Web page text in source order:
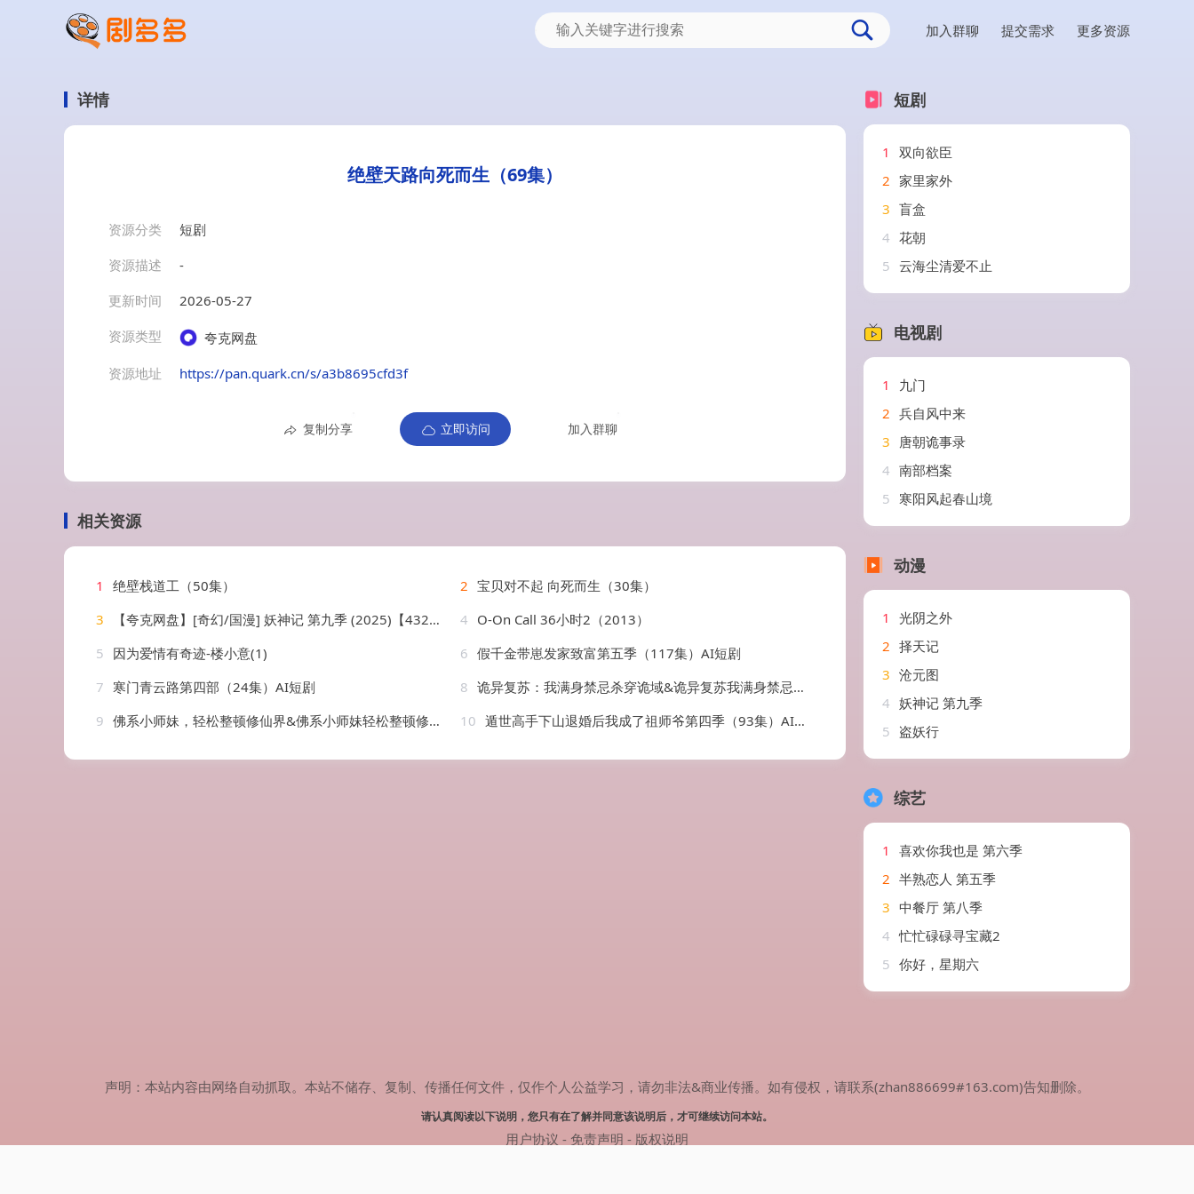
加入群聊 提交需求 更多资源
详情
绝壁天路向死而生（69集）
资源分类
短剧
资源描述
-
更新时间
2026-05-27
资源类型
夸克网盘
资源地址
https://pan.quark.cn/s/a3b8695cfd3f
复制分享 立即访问 加入群聊
相关资源
1 绝壁栈道工（50集） 2 宝贝对不起 向死而生（30集）
3
【夸克网盘】[奇幻/国漫] 妖神记 第九季 (2025)【432集全】4k/中… 4 O-On Call 36小时2（2013）
5 因为爱情有奇迹-楼小意(1) 6 假千金带崽发家致富第五季（117集）AI短剧
7 寒门青云路第四部（24集）AI短剧 8 诡异复苏：我满身禁忌杀穿诡域&诡异复苏我满身禁忌杀穿诡域（48集）AI短剧
9 佛系小师妹，轻松整顿修仙界&佛系小师妹轻松整顿修仙界（46集）AI短剧 10 遁世高手下山退婚后我成了祖师爷第四季（93集）AI短剧
短剧
1
双向欲臣
2 家里家外
3 盲盒
4 花朝
5 云海尘清爱不止
电视剧
1
九门
2 兵自风中来
3 唐朝诡事录
4 南部档案
5 寒阳风起春山境
动漫
1
光阴之外
2 择天记
3 沧元图
4 妖神记 第九季
5 盗妖行
综艺
1
喜欢你我也是 第六季
2 半熟恋人 第五季
3 中餐厅 第八季
4 忙忙碌碌寻宝藏2
5 你好，星期六
声明：本站内容由网络自动抓取。本站不储存、复制、传播任何文件，仅作个人公益学习，请勿非法&商业传播。如有侵权，请联系(zhan886699#163.com)告知删除。
请认真阅读以下说明，您只有在了解并同意该说明后，才可继续访问本站。
用户协议 - 免责声明 - 版权说明